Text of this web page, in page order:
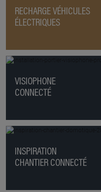
RECHARGE VÉHICULES
ÉLECTRIQUES
VISIOPHONE
CONNECTÉ
INSPIRATION
CHANTIER CONNECTÉ